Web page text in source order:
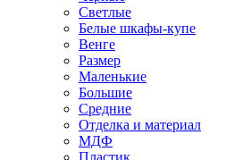
Светлые
Белые шкафы-купе
Венге
Размер
Маленькие
Большие
Средние
Отделка и материал
МДФ
Пластик